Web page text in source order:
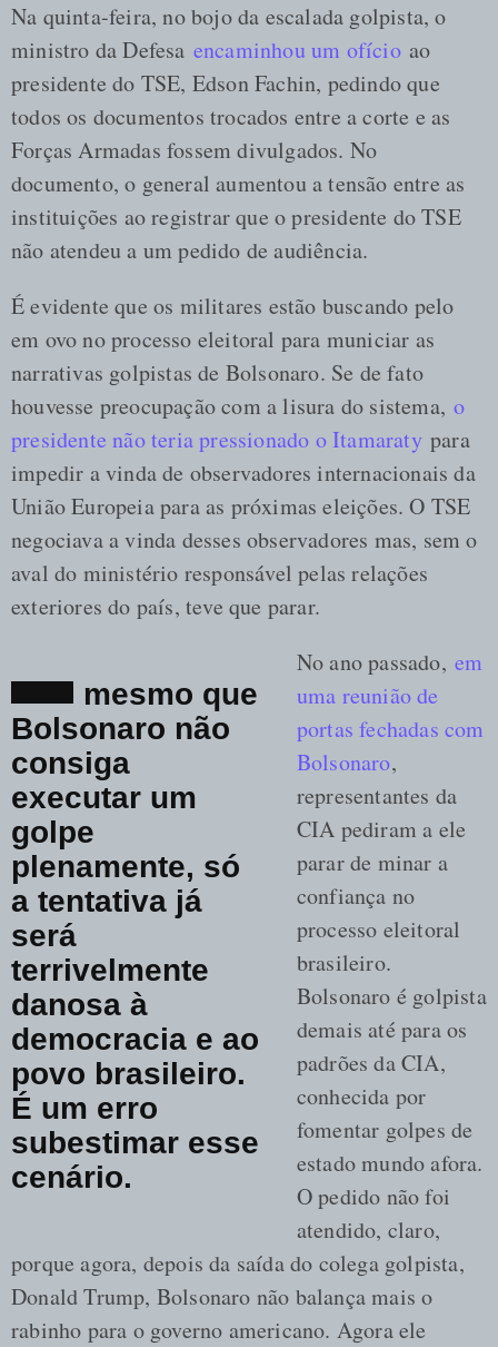
Na quinta-feira, no bojo da escalada golpista, o
ministro da Defesa encaminhou um ofícioao
presidente do TSE, Edson Fachin, pedindo que
todos os documentos trocados entre a corte e as
Forças Armadas fossem divulgados. No
documento, o general aumentou a tensão entre as
instituições ao registrar que o presidente do TSE
não atendeu a um pedido de audiência.
É evidente que os militares estão buscando pelo
em ovo no processo eleitoral para municiar as
narrativas golpistas de Bolsonaro. Se de fato
houvesse preocupação com a lisura do sistema,o
presidente não teria pressionado o Itamaratypara
impedir a vinda de observadores internacionais da
União Europeia para as próximas eleições. O TSE
negociava a vinda desses observadores mas, sem o
aval do ministério responsável pelas relações
exteriores do país, teve que parar.
mesmo que
Bolsonaro não
consiga
executar um
golpe
plenamente, só
a tentativa já
será
terrivelmente
danosa à
democracia e ao
povo brasileiro.
É um erro
subestimar esse
cenário.
No ano passado, em
uma reunião de
portas fechadas com
Bolsonaro,
representantes da
CIA pediram a ele
parar de minar a
confiança no
processo eleitoral
brasileiro.
Bolsonaro é golpista
demais até para os
padrões da CIA,
conhecida por
fomentar golpes de
estado mundo afora.
O pedido não foi
atendido, claro,
porque agora, depois da saída do colega golpista,
Donald Trump, Bolsonaro não balança mais o
rabinho para o governo americano. Agora ele